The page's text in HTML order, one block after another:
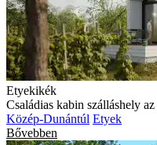
Etyekikék
Családias kabin szálláshely
Közép-Dunántúl Etyek
Bővebben